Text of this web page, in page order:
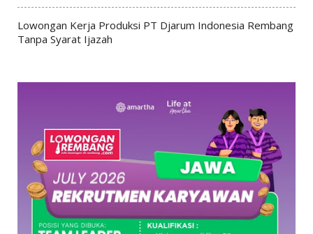
Lowongan Kerja Produksi PT Djarum Indonesia Rembang
Tanpa Syarat Ijazah